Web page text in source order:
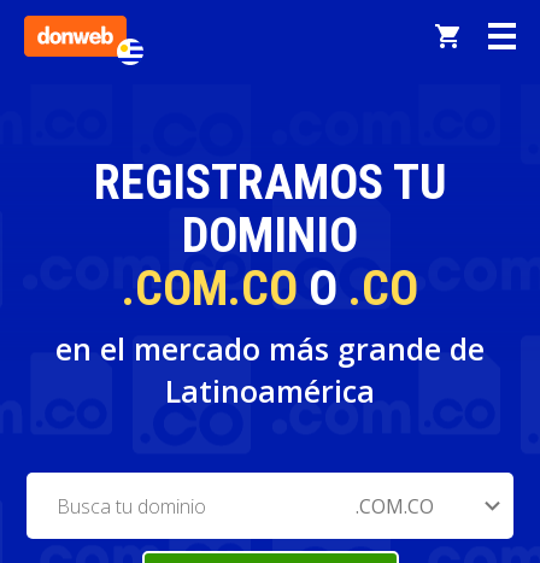
REGISTRAMOS TU
DOMINIO
.COM.CO O .CO
en el mercado más grande de
Latinoamérica
.COM.CO expand_more